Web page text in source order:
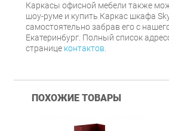
Каркасы офисной мебели также
шоу-руме и купить Каркас шкафа
самостоятельно забрав его с
Екатеринбург. Полный список
странице контактов.
ПОХОЖИЕ ТОВАРЫ